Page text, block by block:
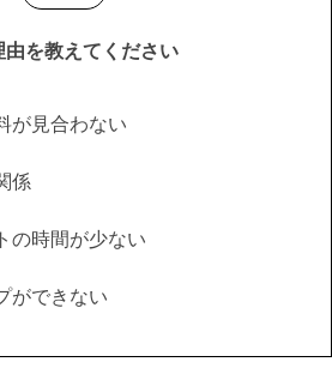
由を教えてください
が見合わない
係
の時間が少ない
ができない